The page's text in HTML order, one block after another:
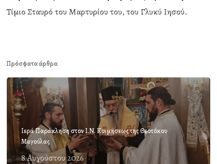
Τίμιο Σταυρό του Μαρτυρίου του, του Γλυκύ Ιησού.
Πρόσφατα άρθρα
Ιερά Παράκληση στον Ι.Ν. Κοιμήσεως της Θεοτόκου
Μαγούλας
8 Αυγούστου 2026